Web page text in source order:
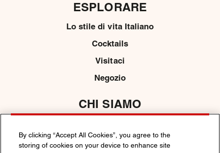
ESPLORARE
Lo stile di vita Italiano
Cocktails
Visitaci
Negozio
CHI SIAMO
Media
By clicking “Accept All Cookies”, you agree to the
storing of cookies on your device to enhance site